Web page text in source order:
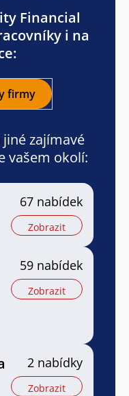
Financial
i na
firmy
zajímavé
vašem okolí:
67 nabídek
Zobrazit
59 nabídek
Zobrazit
2 nabídky
Zobrazit